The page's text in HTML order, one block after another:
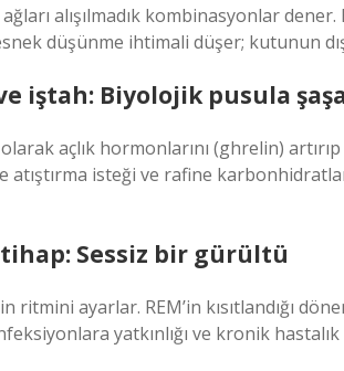
ağları alışılmadık kombinasyonlar
düşünme ihtimali düşer; kutunun
iştah: Biyolojik pusula
açlık hormonlarını (ghrelin)
atıştırma isteği ve rafine
Sessiz bir gürültü
ritmini ayarlar. REM’in kısıtlandığı
yatkınlığı ve kronik